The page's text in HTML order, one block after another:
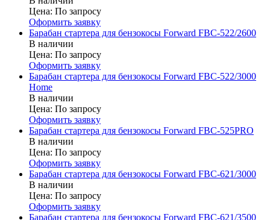
Цена: По запросу
Оформить заявку
Барабан стартера для бензокосы Forward FBC-522/2600
В наличии
Цена: По запросу
Оформить заявку
Барабан стартера для бензокосы Forward FBC-522/3000
Home
В наличии
Цена: По запросу
Оформить заявку
Барабан стартера для бензокосы Forward FBC-525PRO
В наличии
Цена: По запросу
Оформить заявку
Барабан стартера для бензокосы Forward FBC-621/3000
В наличии
Цена: По запросу
Оформить заявку
Барабан стартера для бензокосы Forward FBC-621/3500